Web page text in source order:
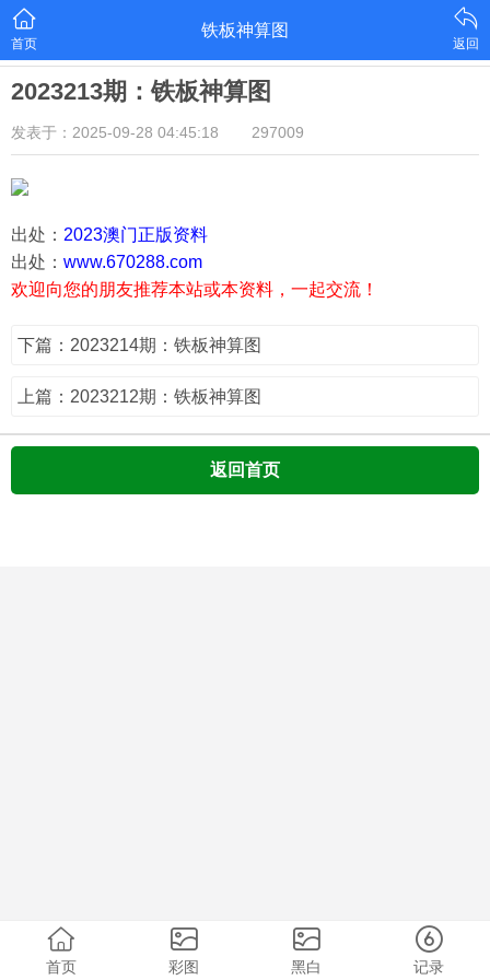
首页
铁板神算图
返回
2023213期：铁板神算图
发表于：2025-09-28 04:45:18 297009
出处： 2023澳门正版资料
出处： www.670288.com
欢迎向您的朋友推荐本站或本资料，一起交流！
下篇：2023214期：铁板神算图
上篇：2023212期：铁板神算图
返回首页
首页 彩图 黑白 记录